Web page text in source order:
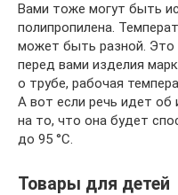
Вами тоже могут быть
полипропилена.
может быть разной. Это
перед вами изделия
о трубе, рабочая
А вот если речь идет об
на то, что она будет
до 95 °С.
Товары для детей